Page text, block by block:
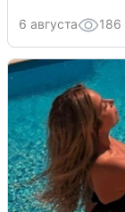
6 августа 186